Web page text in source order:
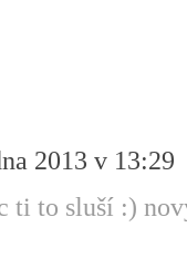
2013 v 13:29
ti to sluší :)